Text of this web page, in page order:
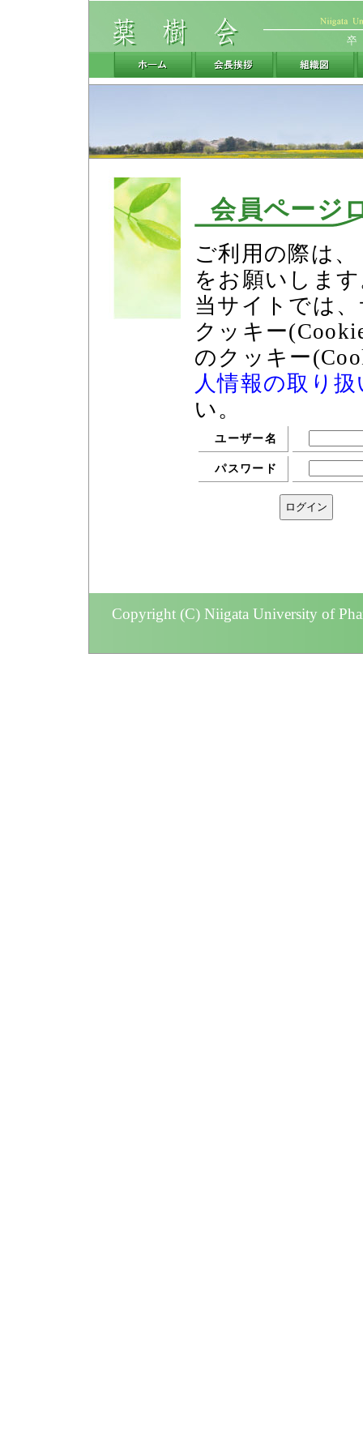
会員ページ
ご利用の際は
をお願いしま
当サイトでは
クッキー
のクッキー
人情報の取り
い。
ユーザー名
パスワード
Copyright (C) Niigata University of